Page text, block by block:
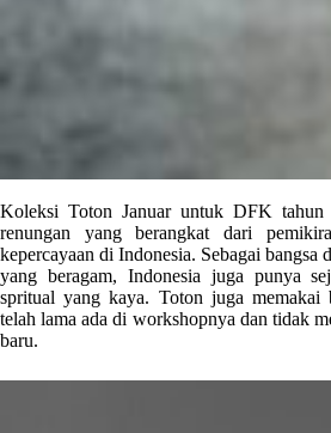
Koleksi Toton Januar untuk DFK tahun
renungan yang berangkat dari
kepercayaan di Indonesia. Sebagai bangsa
yang beragam, Indonesia juga punya
spritual yang kaya. Toton juga memakai
telah lama ada di workshopnya dan tidak
baru.